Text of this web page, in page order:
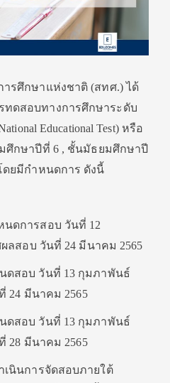
รศึกษาแห่งชาติ (สทศ.) ได้
ทดสอบทางการศึกษาระดับ
Educational Test) หรือ
ศึกษาปีที่ 6 , ชั้นมัธยมศึกษาปี
ยมีกำหนดการ ดังนี้
ดการสอบ วันที่ 12
ลสอบ วันที่ 24 มีนาคม 2565
ดสอบ วันที่ 13 กุมภาพันธ์
24 มีนาคม 2565
ดสอบ วันที่ 13 กุมภาพันธ์
28 มีนาคม 2565
เนินการจัดสอบภายใต้